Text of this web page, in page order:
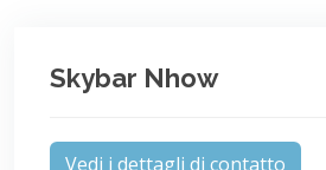
Skybar Nhow
Vedi i dettagli di contatto